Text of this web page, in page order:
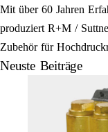
Mit über 60 Jahren
produziert R+M /
Zubehör für
Neuste Beiträge